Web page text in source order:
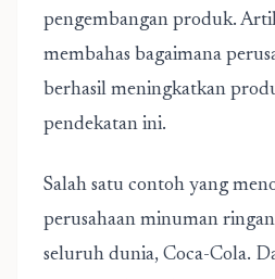
pengembangan produk.
membahas bagaimana
berhasil meningkatkan
pendekatan ini.
Salah satu contoh yang
perusahaan minuman
seluruh dunia, Coca-Cola.